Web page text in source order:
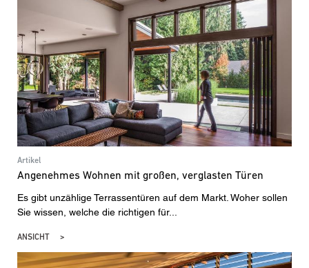
Artikel
Angenehmes Wohnen mit großen, verglasten Türen
Es gibt unzählige Terrassentüren auf dem Markt. Woher sollen
Sie wissen, welche die richtigen für...
ANSICHT